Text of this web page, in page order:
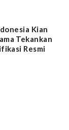
Kian
Tekankan
Resmi